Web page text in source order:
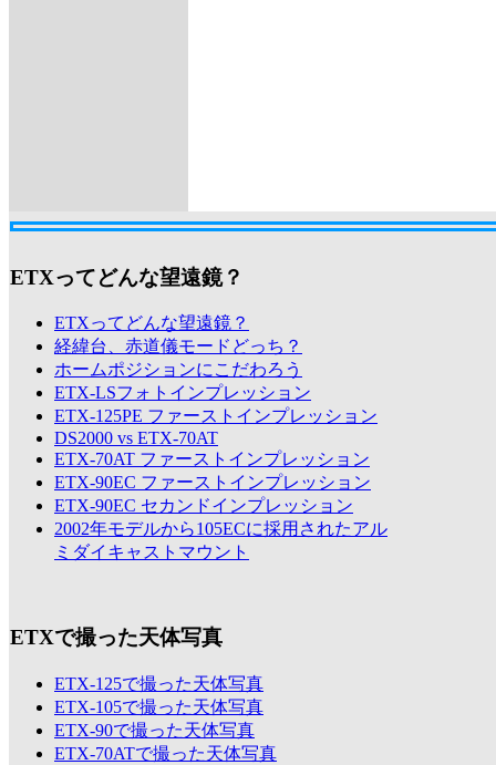
ETXってどんな望遠鏡？
ETXってどんな望遠鏡？
経緯台、赤道儀モードどっち？
ホームポジションにこだわろう
ETX-LSフォトインプレッション
ETX-125PE ファーストインプレッション
DS2000 vs ETX-70AT
ETX-70AT ファーストインプレッション
ETX-90EC ファーストインプレッション
ETX-90EC セカンドインプレッション
2002年モデルから105ECに採用されたアル
ミダイキャストマウント
ETXで撮った天体写真
ETX-125で撮った天体写真
ETX-105で撮った天体写真
ETX-90で撮った天体写真
ETX-70ATで撮った天体写真